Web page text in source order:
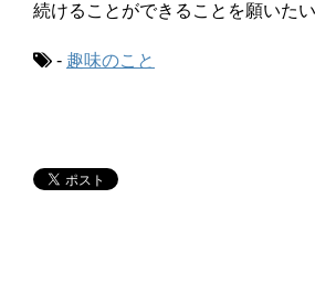
続けることができることを願いたい
- 趣味のこと